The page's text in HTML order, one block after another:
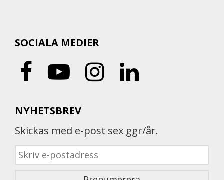
SOCIALA MEDIER
NYHETSBREV
Skickas med e-post sex ggr/år.